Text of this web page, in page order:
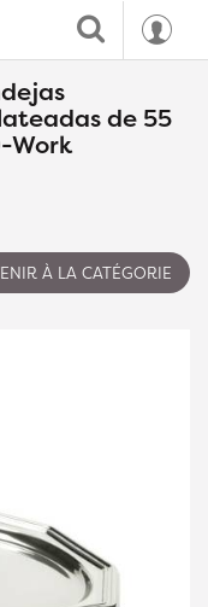
de 55
Work
À LA CATÉGORIE